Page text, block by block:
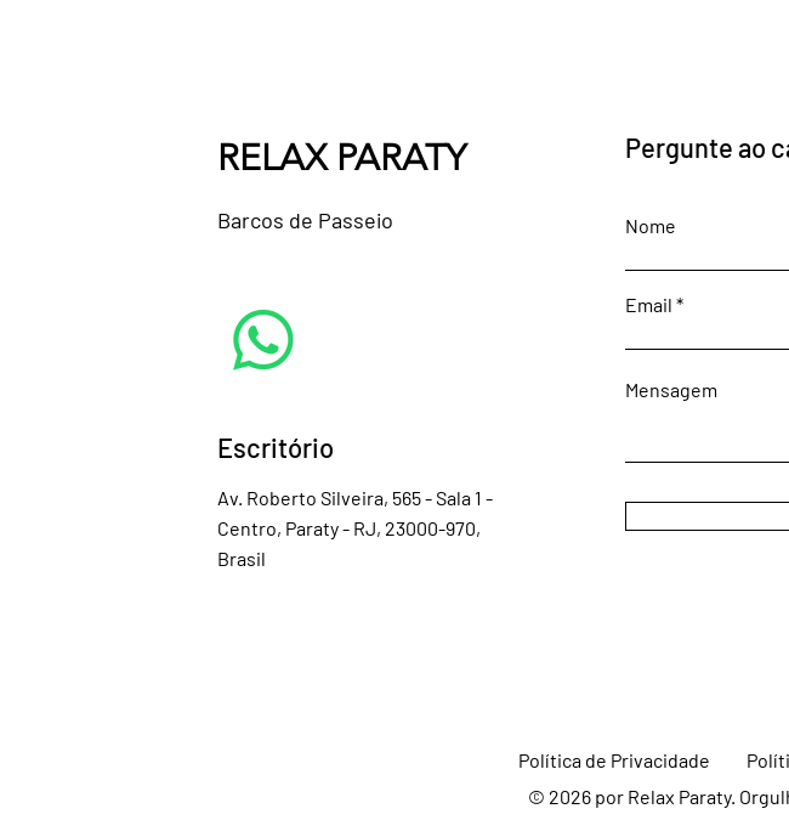
RELAX PARATY
Barcos de Passeio
Escritório
Av. Roberto Silveira, 565 - Sala 1 -
Centro, Paraty - RJ, 23000-970,
Brasil
Pergunte ao
Nome
Email
Mensagem
Política de Privacidade
© 2026 por Relax Paraty.